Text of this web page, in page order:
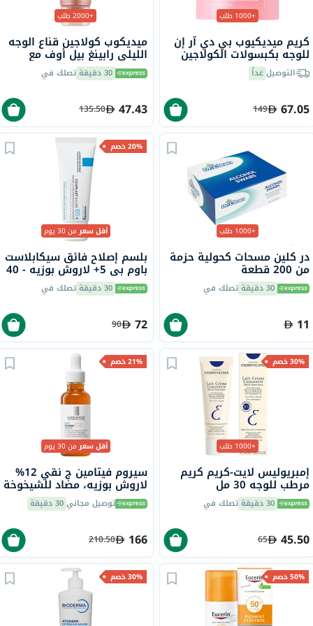
+1000 طلب
كريم ميديكيوب بي دي آر إن
للوجه بكبسولات الكولاجين
الوردي، 55 جرام
التوصيلغداً
67.05
149
+2000 طلب
ميديكوب كولاجين قناع الوجه
الليلي رابينغ بيل أوف مع
النياسيناميد والسيراميد 75
مل 30 دقيقة تصلك في
47.43
135.50
+1000 طلب
در كلين مسحات كحولية حزمة
من 200 قطعة
30 دقيقة تصلك في
11
20% خصم
أقل سعرمن 30 يوم
بلسم إصلاح فائق سيكابلاست
باوم بي 5+ لاروش بوزيه - 40
مل 30 دقيقة تصلك في
72
90
30% خصم
+1000 طلب
إمبريوليس لايت-كريم كريم
مرطب للوجه 30 مل
30 دقيقة تصلك في
45.50
65
21% خصم
أقل سعرمن 30 يوم
سيروم فيتامين ج نقي 12%
لاروش بوزيه، مضاد للشيخوخة
- 30 مل توصيل مجاني30 دقيقة
166
210.50
50% خصم 30% خصم